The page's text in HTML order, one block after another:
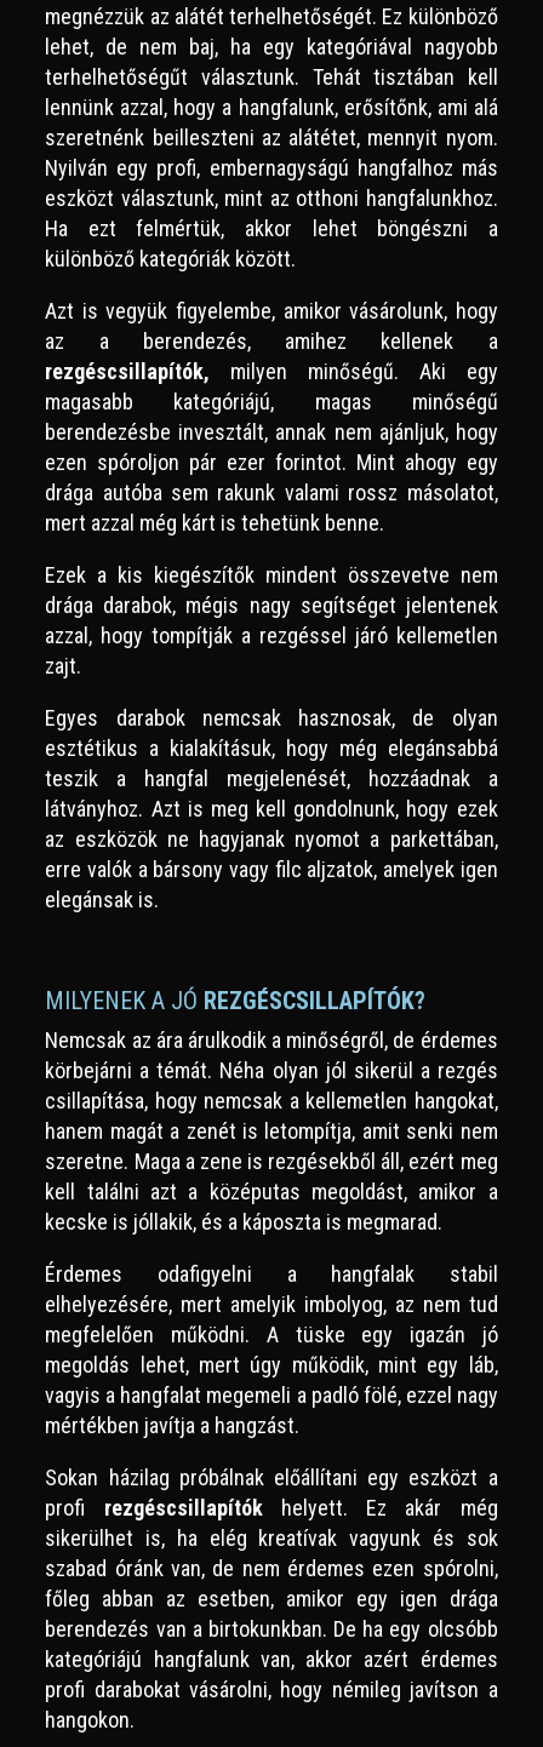
megnézzük az alátét terhelhetőségét. Ez különböző
lehet, de nem baj, ha egy kategóriával nagyobb
terhelhetőségűt választunk. Tehát tisztában kell
lennünk azzal, hogy a hangfalunk, erősítőnk, ami alá
szeretnénk beilleszteni az alátétet, mennyit nyom.
Nyilván egy profi, embernagyságú hangfalhoz más
eszközt választunk, mint az otthoni hangfalunkhoz.
Ha ezt felmértük, akkor lehet böngészni a
különböző kategóriák között.
Azt is vegyük figyelembe, amikor vásárolunk, hogy
az a berendezés, amihez kellenek a
rezgéscsillapítók, milyen minőségű. Aki egy
magasabb kategóriájú, magas minőségű
berendezésbe invesztált, annak nem ajánljuk, hogy
ezen spóroljon pár ezer forintot. Mint ahogy egy
drága autóba sem rakunk valami rossz másolatot,
mert azzal még kárt is tehetünk benne.
Ezek a kis kiegészítők mindent összevetve nem
drága darabok, mégis nagy segítséget jelentenek
azzal, hogy tompítják a rezgéssel járó kellemetlen
zajt.
Egyes darabok nemcsak hasznosak, de olyan
esztétikus a kialakításuk, hogy még elegánsabbá
teszik a hangfal megjelenését, hozzáadnak a
látványhoz. Azt is meg kell gondolnunk, hogy ezek
az eszközök ne hagyjanak nyomot a parkettában,
erre valók a bársony vagy filc aljzatok, amelyek igen
elegánsak is.
MILYENEK A JÓ REZGÉSCSILLAPÍTÓK?
Nemcsak az ára árulkodik a minőségről, de érdemes
körbejárni a témát. Néha olyan jól sikerül a rezgés
csillapítása, hogy nemcsak a kellemetlen hangokat,
hanem magát a zenét is letompítja, amit senki nem
szeretne. Maga a zene is rezgésekből áll, ezért meg
kell találni azt a középutas megoldást, amikor a
kecske is jóllakik, és a káposzta is megmarad.
Érdemes odafigyelni a hangfalak stabil
elhelyezésére, mert amelyik imbolyog, az nem tud
megfelelően működni. A tüske egy igazán jó
megoldás lehet, mert úgy működik, mint egy láb,
vagyis a hangfalat megemeli a padló fölé, ezzel nagy
mértékben javítja a hangzást.
Sokan házilag próbálnak előállítani egy eszközt a
profi rezgéscsillapítók helyett. Ez akár még
sikerülhet is, ha elég kreatívak vagyunk és sok
szabad óránk van, de nem érdemes ezen spórolni,
főleg abban az esetben, amikor egy igen drága
berendezés van a birtokunkban. De ha egy olcsóbb
kategóriájú hangfalunk van, akkor azért érdemes
profi darabokat vásárolni, hogy némileg javítson a
hangokon.